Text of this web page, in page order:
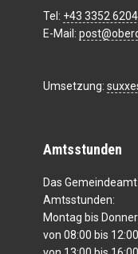
Tel: +43 3352
E-Mail:
Umsetzung:
Amtsstunden
Das
Amtsstunden:
Montag bis
von 08:00 bis